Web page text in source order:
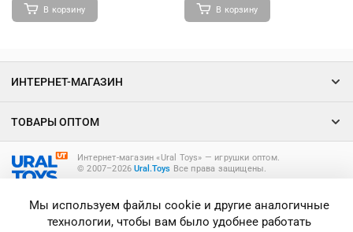
В корзину В корзину
Интернет-магазин «Ural Toys» ― игрушки оптом.
© 2007–2026Ural.Toys Все права защищены.
ИНТЕРНЕТ-МАГАЗИН
ТОВАРЫ ОПТОМ
Мы используем файлы cookie и другие аналогичные
технологии, чтобы вам было удобнее работать